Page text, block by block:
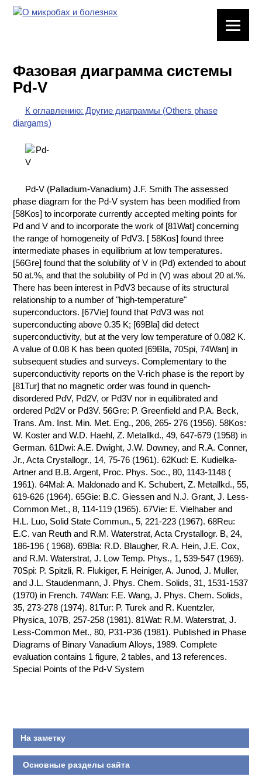
ХИМИЧЕСКАЯ
ПОСУДА
ВРЕДНЫЕ
ФАКТОРЫ
ХИМИЯ НА
ПРОИЗВОДСТВЕ
И ХИМИЧЕСКАЯ
ТЕХНОЛОГИЯ
КОНТАКТЫ
Фазовая диаграмма системы
Pd-V
К оглавлению: Другие диаграммы (Others phase
diargams)
Pd-V (Palladium-Vanadium) J.F. Smith The assessed
phase diagram for the Pd-V system has been modified from
[58Kos] to incorporate currently accepted melting points for
Pd and V and to incorporate the work of [81Wat] concerning
the range of homogeneity of PdV3. [ 58Kos] found three
intermediate phases in equilibrium at low temperatures.
[56Gre] found that the solubility of V in (Pd) extended to about
50 at.%, and that the solubility of Pd in (V) was about 20 at.%.
There has been interest in PdV3 because of its structural
relationship to a number of "high-temperature"
superconductors. [67Vie] found that PdV3 was not
superconducting above 0.35 K; [69Bla] did detect
superconductivity, but at the very low temperature of 0.082 K.
A value of 0.08 K has been quoted [69Bla, 70Spi, 74Wan] in
subsequent studies and surveys. Complementary to the
superconductivity reports on the V-rich phase is the report by
[81Tur] that no magnetic order was found in quench-
disordered PdV, Pd2V, or Pd3V nor in equilibrated and
ordered Pd2V or Pd3V. 56Gre: P. Greenfield and P.A. Beck,
Trans. Am. Inst. Min. Met. Eng., 206, 265- 276 (1956). 58Kos:
W. Koster and W.D. Haehl, Z. Metallkd., 49, 647-679 (1958) in
German. 61Dwi: A.E. Dwight, J.W. Downey, and R.A. Conner,
Jr., Acta Crystallogr., 14, 75-76 (1961). 62Kud: E. Kudielka-
Artner and B.B. Argent, Proc. Phys. Soc., 80, 1143-1148 (
1961). 64Mal: A. Maldonado and K. Schubert, Z. Metallkd., 55,
619-626 (1964). 65Gie: B.C. Giessen and N.J. Grant, J. Less-
Common Met., 8, 114-119 (1965). 67Vie: E. Vielhaber and
H.L. Luo, Solid State Commun., 5, 221-223 (1967). 68Reu:
E.C. van Reuth and R.M. Waterstrat, Acta Crystallogr. B, 24,
186-196 ( 1968). 69Bla: R.D. Blaugher, R.A. Hein, J.E. Cox,
and R.M. Waterstrat, J. Low Temp. Phys., 1, 539-547 (1969).
70Spi: P. Spitzli, R. Flukiger, F. Heiniger, A. Junod, J. Muller,
and J.L. Staudenmann, J. Phys. Chem. Solids, 31, 1531-1537
(1970) in French. 74Wan: F.E. Wang, J. Phys. Chem. Solids,
35, 273-278 (1974). 81Tur: P. Turek and R. Kuentzler,
Physica, 107B, 257-258 (1981). 81Wat: R.M. Waterstrat, J.
Less-Common Met., 80, P31-P36 (1981). Published in Phase
Diagrams of Binary Vanadium Alloys, 1989. Complete
evaluation contains 1 figure, 2 tables, and 13 references.
Special Points of the Pd-V System
На заметку
Основные разделы сайта